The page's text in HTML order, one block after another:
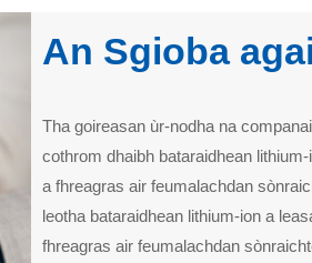
An Sgioba
Tha goireasan ùr-nodha na
cothrom dhaibh bataraidhean
a fhreagras air feumalachdan
leotha bataraidhean lithium-ion a
fhreagras air feumalachdan